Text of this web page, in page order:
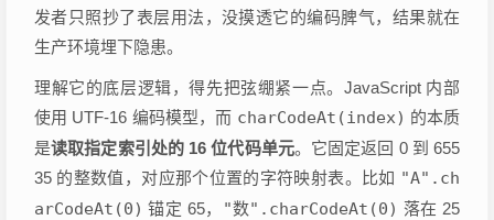
发者只照抄了表层用法，没摸透它的编码脾气，结果就在
生产环境埋下隐患。
理解它的底层逻辑，得先把弦绷紧一点。JavaScript 内部
使用 UTF-16 编码模型，而 charCodeAt(index) 的本质
是读取指定索引处的 16 位代码单元。它固定返回 0 到 655
35 的整数值，对应那个位置的字符映射表。比如 "A".ch
arCodeAt(0) 锚定 65， "数".charCodeAt(0) 落在 25